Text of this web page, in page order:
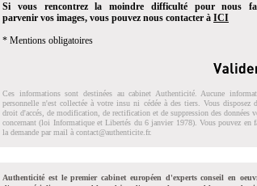
Si vous rencontrez la moindre difficulté pour nous
parvenir vos images, vous pouvez nous contacter à ICI
* Mentions obligatoires
Ces informations sont destinées au cabinet Authenticité. Aucune
personnelle n'est collectée à votre insu ni cédée à des tiers. Vous disposez
droit d'accés, de modification, de rectification et de suppression des données
concernant (loi Informatique et Libertés du 6 janvier 1978). Vous pouvez en
la demande par mail à contact@authenticite.fr.
Authenticité est le premier cabinet européen d'experts conseil en